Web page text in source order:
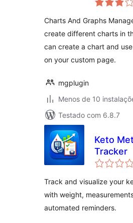
Charts And Graphs
create different charts in
can create a chart and
on your custom page.
mgplugin
Menos de 10
Testado com 6.8.7
Keto
Tracker
Track and visualize your
with weight,
automated reminders.